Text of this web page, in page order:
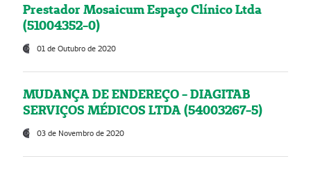
Prestador Mosaicum Espaço Clínico Ltda
(51004352-0)
01 de Outubro de 2020
MUDANÇA DE ENDEREÇO - DIAGITAB
SERVIÇOS MÉDICOS LTDA (54003267-5)
03 de Novembro de 2020